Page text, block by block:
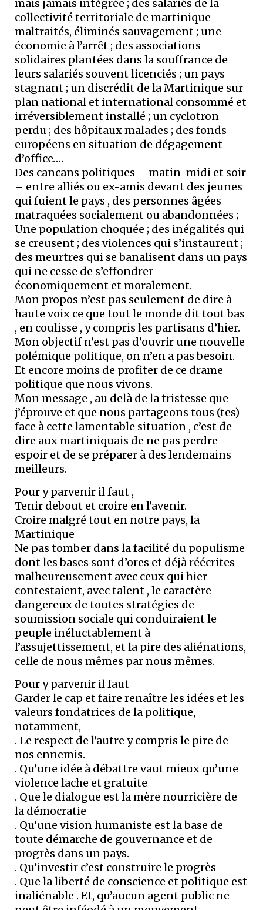
mais jamais intégrée ; des salariés de la
collectivité territoriale de martinique
maltraités, éliminés sauvagement ; une
économie à l’arrêt ; des associations
solidaires plantées dans la souffrance de
leurs salariés souvent licenciés ; un pays
stagnant ; un discrédit de la Martinique sur
plan national et international consommé et
irréversiblement installé ; un cyclotron
perdu ; des hôpitaux malades ; des fonds
européens en situation de dégagement
d’office….
Des cancans politiques – matin-midi et soir
– entre alliés ou ex-amis devant des jeunes
qui fuient le pays , des personnes âgées
matraquées socialement ou abandonnées ;
Une population choquée ; des inégalités qui
se creusent ; des violences qui s’instaurent ;
des meurtres qui se banalisent dans un pays
qui ne cesse de s’effondrer
économiquement et moralement.
Mon propos n’est pas seulement de dire à
haute voix ce que tout le monde dit tout bas
, en coulisse , y compris les partisans d’hier.
Mon objectif n’est pas d’ouvrir une nouvelle
polémique politique, on n’en a pas besoin.
Et encore moins de profiter de ce drame
politique que nous vivons.
Mon message , au delà de la tristesse que
j’éprouve et que nous partageons tous (tes)
face à cette lamentable situation , c’est de
dire aux martiniquais de ne pas perdre
espoir et de se préparer à des lendemains
meilleurs.
Pour y parvenir il faut ,
Tenir debout et croire en l’avenir.
Croire malgré tout en notre pays, la
Martinique
Ne pas tomber dans la facilité du populisme
dont les bases sont d’ores et déjà réécrites
malheureusement avec ceux qui hier
contestaient, avec talent , le caractère
dangereux de toutes stratégies de
soumission sociale qui conduiraient le
peuple inéluctablement à
l’assujettissement, et la pire des aliénations,
celle de nous mêmes par nous mêmes.
Pour y parvenir il faut
Garder le cap et faire renaître les idées et les
valeurs fondatrices de la politique,
notamment,
. Le respect de l’autre y compris le pire de
nos ennemis.
. Qu’une idée à débattre vaut mieux qu’une
violence lache et gratuite
. Que le dialogue est la mère nourricière de
la démocratie
. Qu’une vision humaniste est la base de
toute démarche de gouvernance et de
progrès dans un pays.
. Qu’investir c’est construire le progrès
. Que la liberté de conscience et politique est
inaliénable . Et, qu’aucun agent public ne